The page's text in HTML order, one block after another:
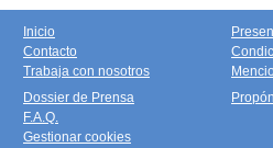
Inicio
Contacto
Trabaja con nosotros
Dossier de Prensa
F.A.Q.
Gestionar cookies